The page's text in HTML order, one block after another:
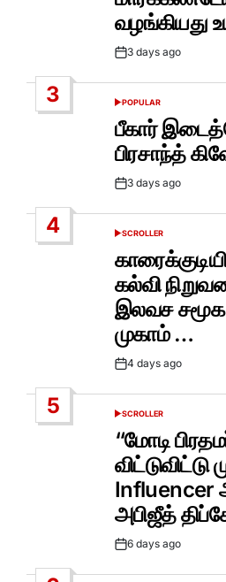
வழங்கியது
Post3 days ago
3
POSTED
POPULAR
பீகார்
பிரசாந்த்
Post3 days ago
4
POSTED
SCROLLER
கல்வி
இலவச சமூக
முகாம் …
Post4 days ago
5
POSTED
SCROLLER
“மோடி
விட்டுவிட்டு
Influencer
அபிஜீத்
Post6 days ago